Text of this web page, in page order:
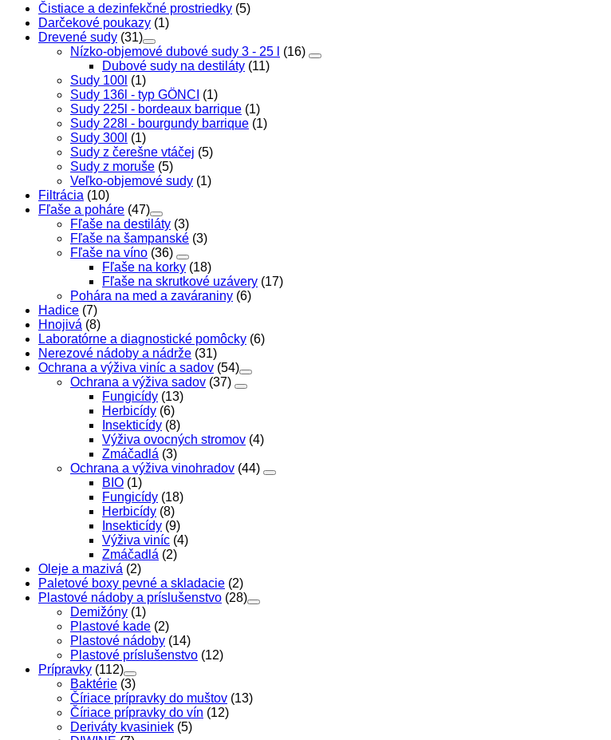
Čistiace a dezinfekčné prostriedky (5)
Darčekové poukazy (1)
Drevené sudy (31)
Nízko-objemové dubové sudy 3 - 25 l
(16)
Dubové sudy na destiláty (11)
Sudy 100l (1)
Sudy 136l - typ GÖNCI (1)
Sudy 225l - bordeaux barrique (1)
Sudy 228l - bourgundy barrique (1)
Sudy 300l (1)
Sudy z čerešne vtáčej (5)
Sudy z moruše (5)
Veľko-objemové sudy (1)
Filtrácia (10)
Fľaše a poháre (47)
Fľaše na destiláty (3)
Fľaše na šampanské (3)
Fľaše na víno (36)
Fľaše na korky (18)
Fľaše na skrutkové uzávery (17)
Pohára na med a zaváraniny (6)
Hadice (7)
Hnojivá (8)
Laboratórne a diagnostické pomôcky (6)
Nerezové nádoby a nádrže (31)
Ochrana a výživa viníc a sadov (54)
Ochrana a výživa sadov (37)
Fungicídy (13)
Herbicídy (6)
Insekticídy (8)
Výživa ovocných stromov (4)
Zmáčadlá (3)
Ochrana a výživa vinohradov (44)
BIO (1)
Fungicídy (18)
Herbicídy (8)
Insekticídy (9)
Výživa viníc (4)
Zmáčadlá (2)
Oleje a mazivá (2)
Paletové boxy pevné a skladacie (2)
Plastové nádoby a príslušenstvo (28)
Demižóny (1)
Plastové kade (2)
Plastové nádoby (14)
Plastové príslušenstvo (12)
Prípravky (112)
Baktérie (3)
Číriace prípravky do muštov (13)
Číriace prípravky do vín (12)
Deriváty kvasiniek (5)